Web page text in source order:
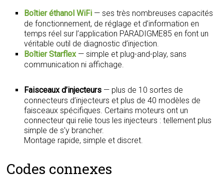
Boîtier éthanol WiFi — ses très nombreuses capacités
de fonctionnement, de réglage et d’information en
temps réel sur l’application PARADIGME85 en font un
véritable outil de diagnostic d’injection.
Boîtier Starflex— simple et plug-and-play, sans
communication ni affichage.
Faisceaux d’injecteurs — plus de 10 sortes de
connecteurs d’injecteurs et plus de 40 modèles de
faisceaux spécifiques. Certains moteurs ont un
connecteur qui relie tous les injecteurs : tellement plus
simple de s’y brancher.
Montage rapide, simple et discret.
Codes connexes